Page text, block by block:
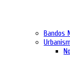
Bandos